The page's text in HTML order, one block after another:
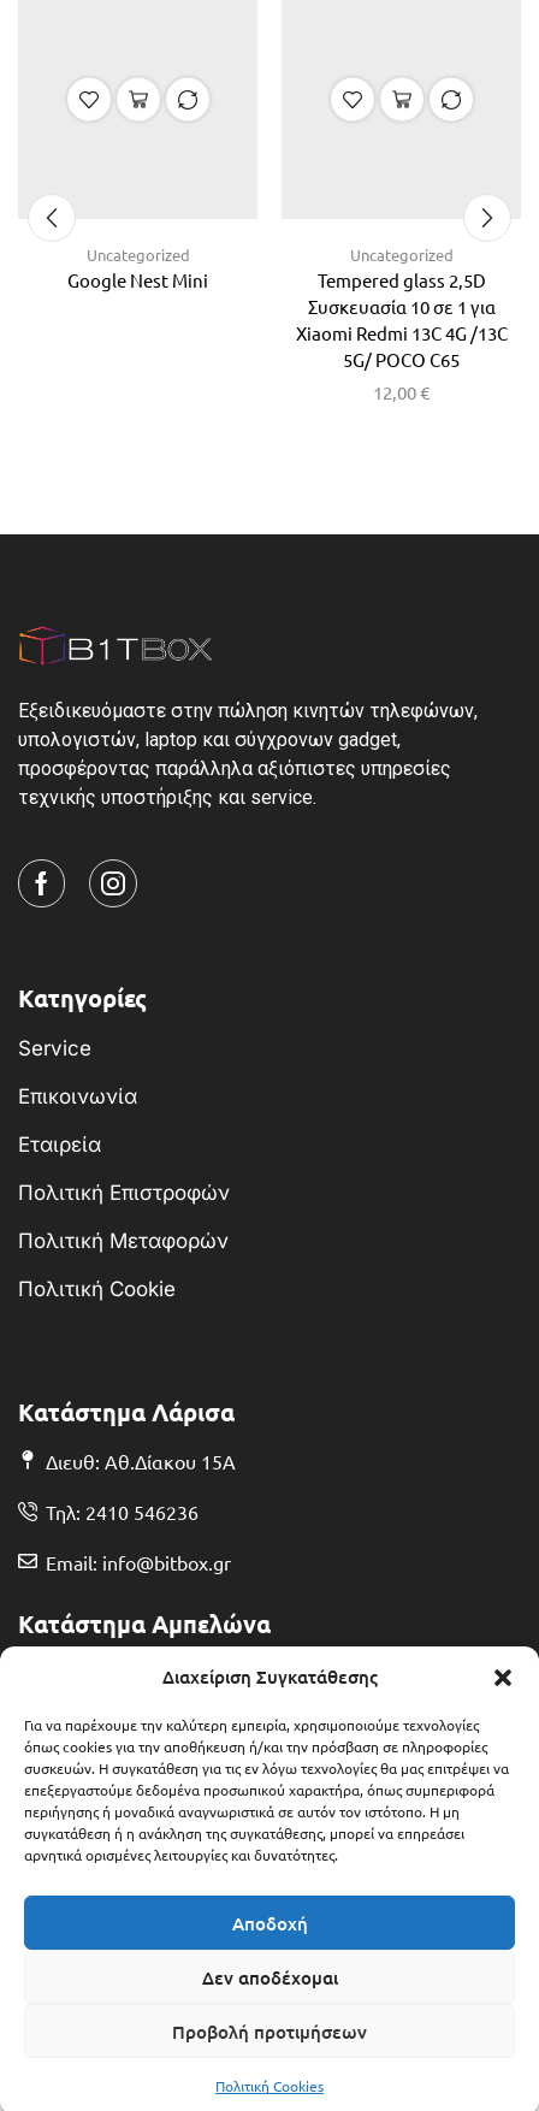
Διαχείριση Συγκατάθεσης
Για να παρέχουμε την καλύτερη εμπειρία, χρησιμοποιούμε τεχνολογίες
όπως cookies για την αποθήκευση ή/και την πρόσβαση σε πληροφορίες
συσκευών. Η συγκατάθεση για τις εν λόγω τεχνολογίες θα μας επιτρέψει να
επεξεργαστούμε δεδομένα προσωπικού χαρακτήρα, όπως συμπεριφορά
περιήγησης ή μοναδικά αναγνωριστικά σε αυτόν τον ιστότοπο. Η μη
συγκατάθεση ή η ανάκληση της συγκατάθεσης, μπορεί να επηρεάσει
αρνητικά ορισμένες λειτουργίες και δυνατότητες.
Αποδοχή
Δεν αποδέχομαι
Προβολή προτιμήσεων
Πολιτική Cookies
Uncategorized
Google Nest Mini
Uncategorized
Tempered glass 2,5D
Συσκευασία 10 σε 1 για
Xiaomi Redmi 13C 4G /13C
5G/ POCO C65
12,00€
Βρείτε μας Service
Εξειδικευόμαστε στην πώληση κινητών τηλεφώνων,
υπολογιστών, laptop και σύγχρονων gadget,
προσφέροντας παράλληλα αξιόπιστες υπηρεσίες
τεχνικής υποστήριξης και service.
Κατηγορίες
Service
Επικοινωνία
Εταιρεία
Πολιτική Επιστροφών
Πολιτική Μεταφορών
Πολιτική Cookie
Κατάστημα Λάρισα
Διευθ: Αθ.Δίακου 15Α
Τηλ: 2410 546236
Email: info@bitbox.gr
Κατάστημα Αμπελώνα
Διευθ: Θερμοπυλών 13
Τηλ: 2492 401071
Email: ampelonas@bitbox.gr
Copyright © 2025 Bitbox.gr